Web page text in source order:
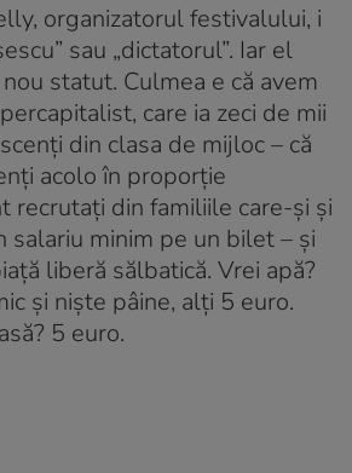
organizatorul festivalului, i
sau „dictatorul”. Iar el
statut. Culmea e că avem
care ia zeci de mii
din clasa de mijloc – că
acolo în proporție
recrutați din familiile care-și și
salariu minim pe un bilet – și
liberă sălbatică. Vrei apă?
și niște pâine, alți 5 euro.
5 euro.